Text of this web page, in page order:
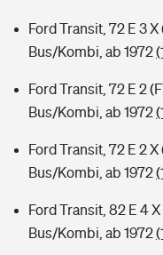
Ford Transit, 72 E 3 X
Bus/Kombi, ab 1972
Ford Transit, 72 E 2
Bus/Kombi, ab 1972
Ford Transit, 72 E 2
Bus/Kombi, ab 1972
Ford Transit, 82 E 4
Bus/Kombi, ab 1972